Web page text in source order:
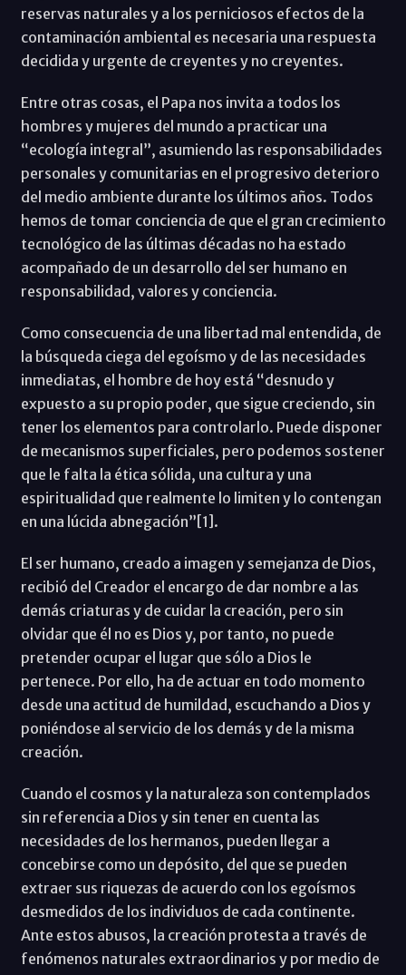
reservas naturales y a los perniciosos efectos de la
contaminación ambiental es necesaria una respuesta
decidida y urgente de creyentes y no creyentes.
Entre otras cosas, el Papa nos invita a todos los
hombres y mujeres del mundo a practicar una
“ecología integral”, asumiendo las responsabilidades
personales y comunitarias en el progresivo deterioro
del medio ambiente durante los últimos años. Todos
hemos de tomar conciencia de que el gran crecimiento
tecnológico de las últimas décadas no ha estado
acompañado de un desarrollo del ser humano en
responsabilidad, valores y conciencia.
Como consecuencia de una libertad mal entendida, de
la búsqueda ciega del egoísmo y de las necesidades
inmediatas, el hombre de hoy está “desnudo y
expuesto a su propio poder, que sigue creciendo, sin
tener los elementos para controlarlo. Puede disponer
de mecanismos superficiales, pero podemos sostener
que le falta la ética sólida, una cultura y una
espiritualidad que realmente lo limiten y lo contengan
en una lúcida abnegación”[1].
El ser humano, creado a imagen y semejanza de Dios,
recibió del Creador el encargo de dar nombre a las
demás criaturas y de cuidar la creación, pero sin
olvidar que él no es Dios y, por tanto, no puede
pretender ocupar el lugar que sólo a Dios le
pertenece. Por ello, ha de actuar en todo momento
desde una actitud de humildad, escuchando a Dios y
poniéndose al servicio de los demás y de la misma
creación.
Cuando el cosmos y la naturaleza son contemplados
sin referencia a Dios y sin tener en cuenta las
necesidades de los hermanos, pueden llegar a
concebirse como un depósito, del que se pueden
extraer sus riquezas de acuerdo con los egoísmos
desmedidos de los individuos de cada continente.
Ante estos abusos, la creación protesta a través de
fenómenos naturales extraordinarios y por medio de